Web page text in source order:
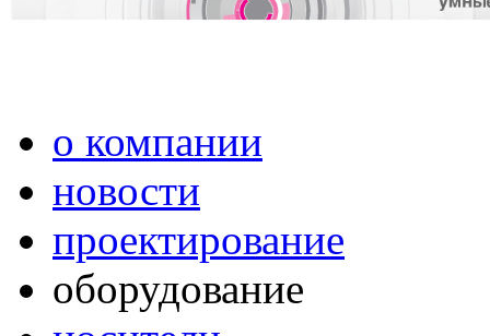
о компании
новости
проектирование
оборудование